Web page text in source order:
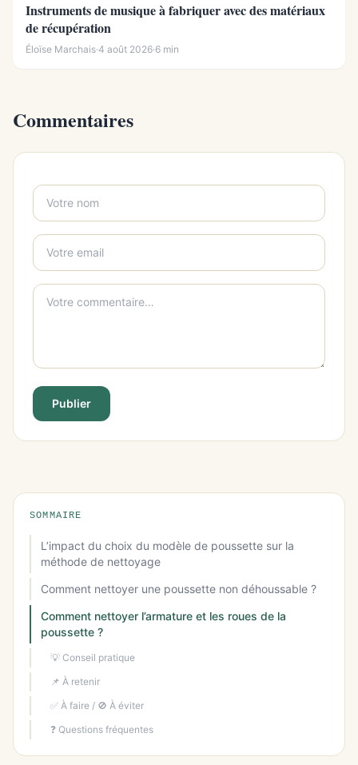
Instruments de musique à fabriquer avec des matériaux
de récupération
Éloïse Marchais·4 août 2026·6 min
Commentaires
Publier
SOMMAIRE
L’impact du choix du modèle de poussette sur la
méthode de nettoyage
Comment nettoyer une poussette non déhoussable ?
Comment nettoyer l’armature et les roues de la
poussette ?
💡 Conseil pratique
📌 À retenir
✅ À faire / 🚫 À éviter
❓ Questions fréquentes